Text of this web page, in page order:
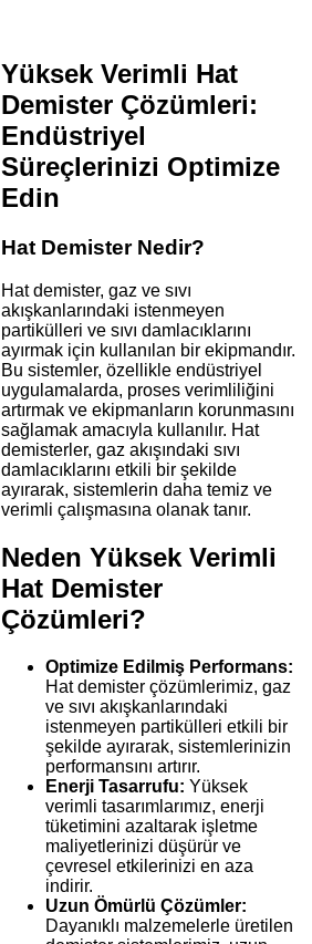
Yüksek Verimli Hat
Demister Çözümleri:
Endüstriyel
Süreçlerinizi Optimize
Edin
Hat Demister Nedir?
Hat demister, gaz ve sıvı
akışkanlarındaki istenmeyen
partikülleri ve sıvı damlacıklarını
ayırmak için kullanılan bir ekipmandır.
Bu sistemler, özellikle endüstriyel
uygulamalarda, proses verimliliğini
artırmak ve ekipmanların korunmasını
sağlamak amacıyla kullanılır. Hat
demisterler, gaz akışındaki sıvı
damlacıklarını etkili bir şekilde
ayırarak, sistemlerin daha temiz ve
verimli çalışmasına olanak tanır.
Neden Yüksek Verimli
Hat Demister
Çözümleri?
Optimize Edilmiş Performans:
Hat demister çözümlerimiz, gaz
ve sıvı akışkanlarındaki
istenmeyen partikülleri etkili bir
şekilde ayırarak, sistemlerinizin
performansını artırır.
Enerji Tasarrufu: Yüksek
verimli tasarımlarımız, enerji
tüketimini azaltarak işletme
maliyetlerinizi düşürür ve
çevresel etkilerinizi en aza
indirir.
Uzun Ömürlü Çözümler:
Dayanıklı malzemelerle üretilen